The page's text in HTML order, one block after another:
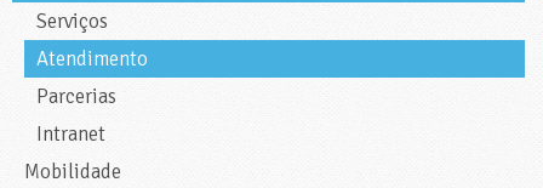
Serviços
Atendimento
Parcerias
Intranet
Mobilidade